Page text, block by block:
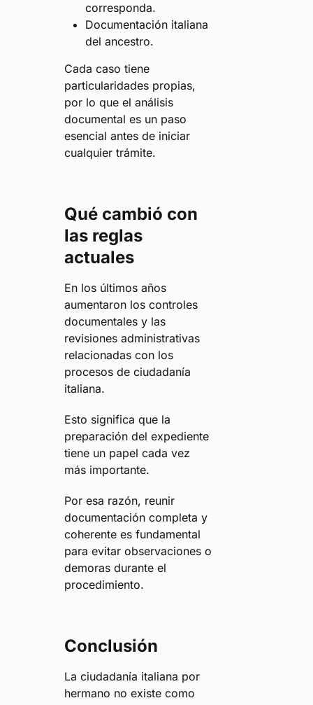
corresponda.
Documentación italiana
del ancestro.
Cada caso tiene
particularidades propias,
por lo que el análisis
documental es un paso
esencial antes de iniciar
cualquier trámite.
Qué cambió con
las reglas
actuales
En los últimos años
aumentaron los controles
documentales y las
revisiones administrativas
relacionadas con los
procesos de ciudadanía
italiana.
Esto significa que la
preparación del expediente
tiene un papel cada vez
más importante.
Por esa razón, reunir
documentación completa y
coherente es fundamental
para evitar observaciones o
demoras durante el
procedimiento.
Conclusión
La ciudadanía italiana por
hermano no existe como